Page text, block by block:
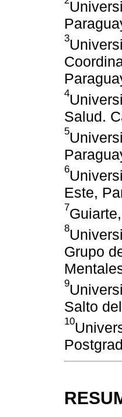
3
4
Salud.
5
6
Este,
7
8
Grupo
9
Salto
10